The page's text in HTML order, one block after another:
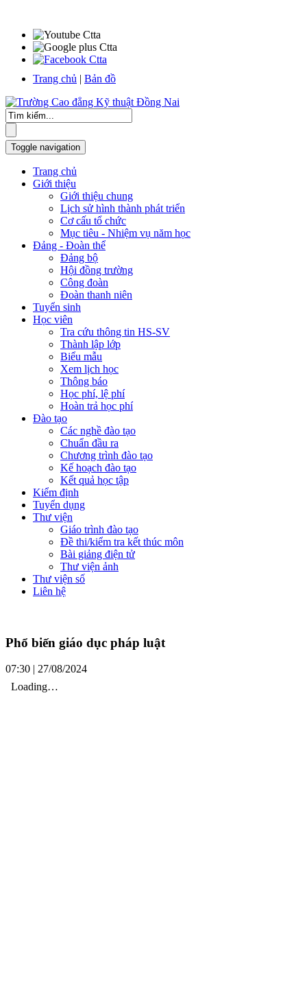
Trang chủ | Bản đồ
Toggle navigation
Trang chủ
Giới thiệu
Giới thiệu chung
Lịch sử hình thành phát triển
Cơ cấu tổ chức
Mục tiêu - Nhiệm vụ năm học
Đảng - Đoàn thể
Đảng bộ
Hội đồng trường
Công đoàn
Đoàn thanh niên
Tuyển sinh
Học viên
Tra cứu thông tin HS-SV
Thành lập lớp
Biểu mẫu
Xem lịch học
Thông báo
Học phí, lệ phí
Hoàn trả học phí
Đào tạo
Các nghề đào tạo
Chuẩn đầu ra
Chương trình đào tạo
Kế hoạch đào tạo
Kết quả học tập
Kiểm định
Tuyển dụng
Thư viện
Giáo trình đào tạo
Đề thi/kiểm tra kết thúc môn
Bài giảng điện tử
Thư viện ảnh
Thư viện số
Liên hệ
Phổ biến giáo dục pháp luật
07:30 | 27/08/2024